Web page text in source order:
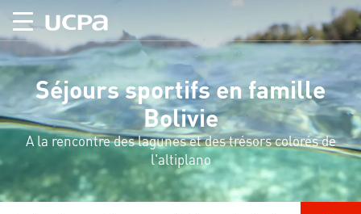
Séjours sportifs en famille
Bolivie
A la rencontre des lagunes et des trésors colorés de
l'altiplano